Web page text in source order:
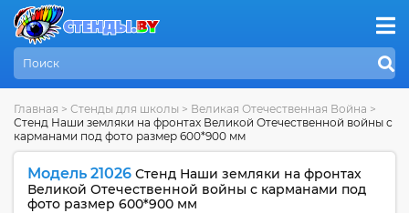
Главная > Стенды для школы > Великая Отечественная Война >
Стенд Наши земляки на фронтах Великой Отечественной войны с
карманами под фото размер 600*900 мм
Модель 21026 Стенд Наши земляки на фронтах
Великой Отечественной войны с карманами под
фото размер 600*900 мм